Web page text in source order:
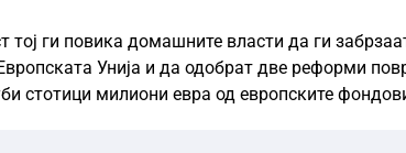
тој ги повика домашните власти да ги
Унија и да одобрат две реформи
стотици милиони евра од европските